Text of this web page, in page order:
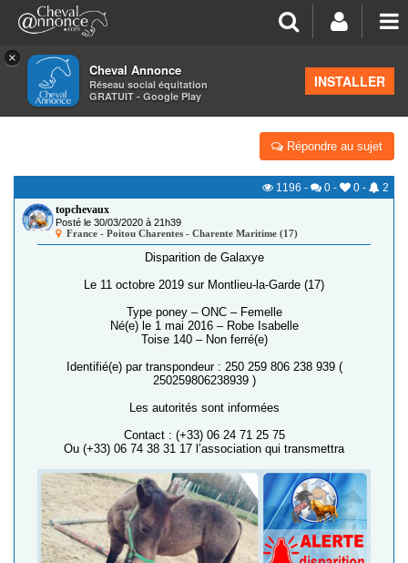
×
Cheval Annonce
Réseau social équitation
GRATUIT - Google Play
INSTALLER
>Petites annonces>Alertes aux chevaux volés
17 210 [DISPARUE] GALAXYE
Répondre au sujet
1196 - 0 - 0 -
2
topchevaux
Posté le 30/03/2020 à 21h39
France - Poitou Charentes - Charente Maritime (17)
Disparition de Galaxye
Le 11 octobre 2019 sur Montlieu-la-Garde (17)
Type poney – ONC – Femelle
Né(e) le 1 mai 2016 – Robe Isabelle
Toise 140 – Non ferré(e)
Identifié(e) par transpondeur : 250 259 806 238 939 (
250259806238939 )
Les autorités sont informées
Contact : (+33) 06 24 71 25 75
Ou (+33) 06 74 38 31 17 l’association qui transmettra